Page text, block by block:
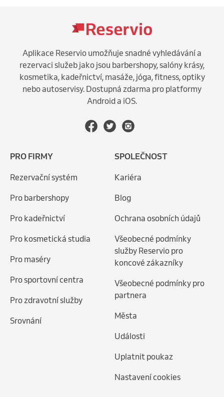
Aplikace Reservio umožňuje snadné vyhledávání a
rezervaci služeb jako jsou barbershopy, salóny krásy,
kosmetika, kadeřnictví, masáže, jóga, fitness, optiky
nebo autoservisy. Dostupná zdarma pro platformy
Android a iOS.
PRO FIRMY
Rezervační systém
Pro barbershopy
Pro kadeřnictví
Pro kosmetická studia
Pro maséry
Pro sportovní centra
Pro zdravotní služby
Srovnání
SPOLEČNOST
Kariéra
Blog
Ochrana osobních údajů
Všeobecné podmínky
služby Reservio pro
koncové zákazníky
Všeobecné podmínky pro
partnera
Města
Události
Uplatnit poukaz
Nastavení cookies